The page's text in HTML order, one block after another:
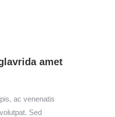
amet
ac venenatis
Sed